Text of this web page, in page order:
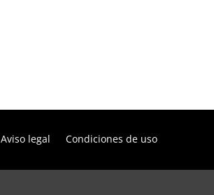
Aviso legal Condiciones de uso